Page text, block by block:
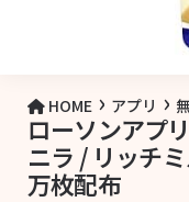
HOME › アプリ ›
ローソンアプ
ニラ / リッチ
万枚配布